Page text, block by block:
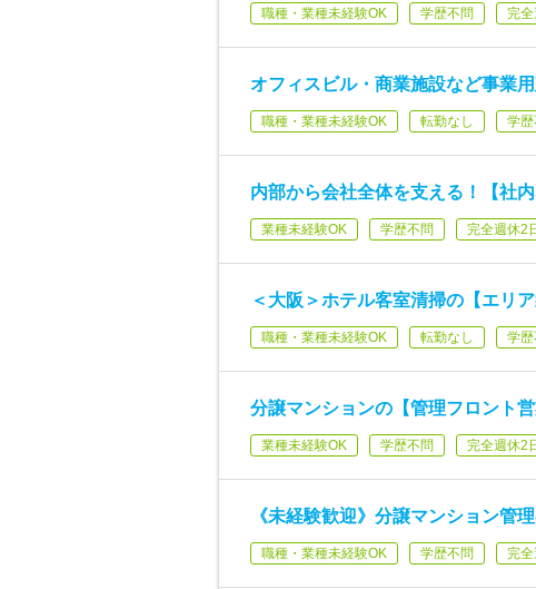
職種・業種未経験OK 学歴不問 完全
オフィスビル・商業施設など事業
職種・業種未経験OK 転勤なし 学歴
内部から会社全体を支える！【社
業種未経験OK 学歴不問 完全週休2
＜大阪＞ホテル客室清掃の【エリア
職種・業種未経験OK 転勤なし 学歴
分譲マンションの【管理フロント
業種未経験OK 学歴不問 完全週休2
《未経験歓迎》分譲マンション管
職種・業種未経験OK 学歴不問 完全